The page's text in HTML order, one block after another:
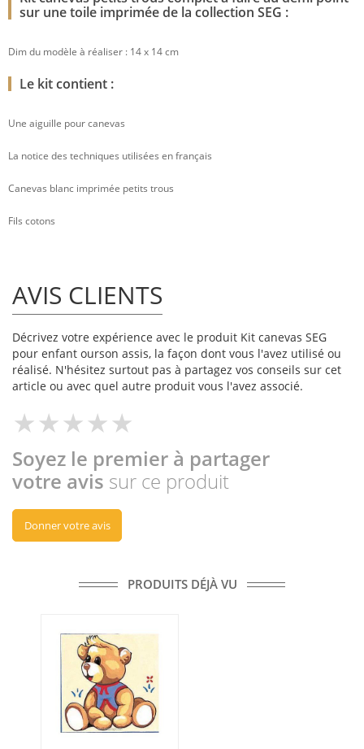
sur une toile imprimée de la collection SEG :
Dim du modèle à réaliser : 14 x 14 cm
Le kit contient :
Une aiguille pour canevas
La notice des techniques utilisées en français
Canevas blanc imprimée petits trous
Fils cotons
AVIS CLIENTS
Décrivez votre expérience avec le produit Kit canevas SEG
pour enfant ourson assis, la façon dont vous l'avez utilisé ou
réalisé. N'hésitez surtout pas à partagez vos conseils sur cet
article ou avec quel autre produit vous l'avez associé.
Soyez le premier à partager
votre avis sur ce produit
Donner votre avis
PRODUITS DÉJÀ VU